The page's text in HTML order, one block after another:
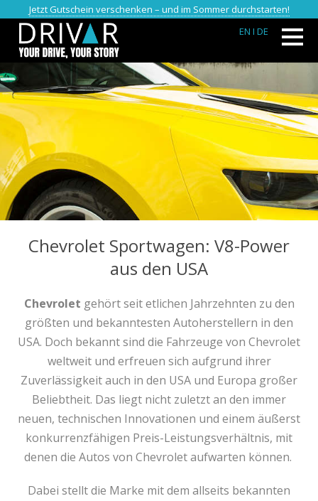
Jetzt Gutschein verschenken – und im Sommer durchstarten!
EN I DE
Chevrolet Sportwagen: V8-Power
aus den USA
Chevrolet gehört seit etlichen Jahrzehnten zu den
größten und bekanntesten Autoherstellern in den
USA. Doch bekannt sind die Fahrzeuge von Chevrolet
weltweit und erfreuen sich aufgrund ihrer
Zuverlässigkeit auch in den USA und Europa großer
Beliebtheit. Das liegt nicht zuletzt an den immer
neuen, technischen Innovationen und einem äußerst
konkurrenzfähigen Preis-Leistungsverhältnis, mit
denen die Autos von Chevrolet aufwarten können.
Dabei stellt die Marke mit dem allseits bekannten